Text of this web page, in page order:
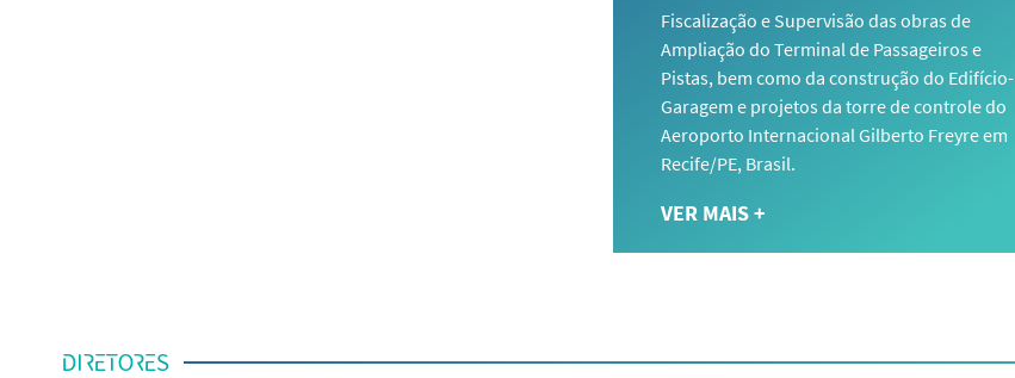
Fiscalização e Supervisão das obras de
Ampliação do Terminal de Passageiros e
Pistas, bem como da construção do Edifício-
Garagem e projetos da torre de controle do
Aeroporto Internacional Gilberto Freyre em
Recife/PE, Brasil.
VER MAIS +
DIRETORES